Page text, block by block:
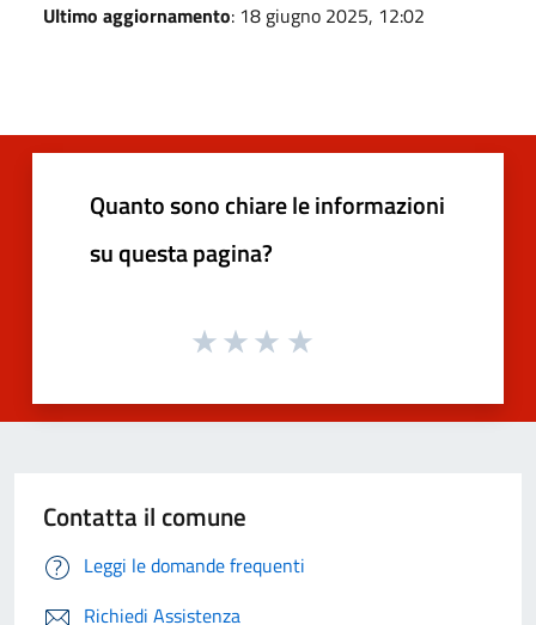
Ultimo aggiornamento: 18 giugno 2025, 12:02
Quanto sono chiare le informazioni
su questa pagina?
Contatta il comune
Leggi le domande frequenti
Richiedi Assistenza